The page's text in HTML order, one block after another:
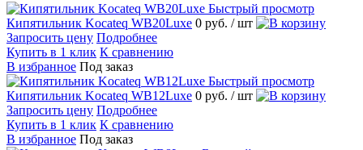
Быстрый просмотр
Кипятильник Kocateq WB20Luxe 0 руб. / шт
Запросить цену Подробнее
Купить в 1 клик К сравнению
В избранное Под заказ
Быстрый просмотр
Кипятильник Kocateq WB12Luxe 0 руб. / шт
Запросить цену Подробнее
Купить в 1 клик К сравнению
В избранное Под заказ